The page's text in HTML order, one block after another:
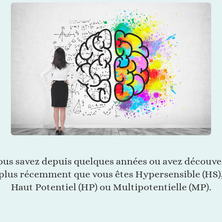
savez depuis quelques années ou avez
récemment que vous êtes Hypersensible
Haut Potentiel (HP) ou Multipotentielle (MP).